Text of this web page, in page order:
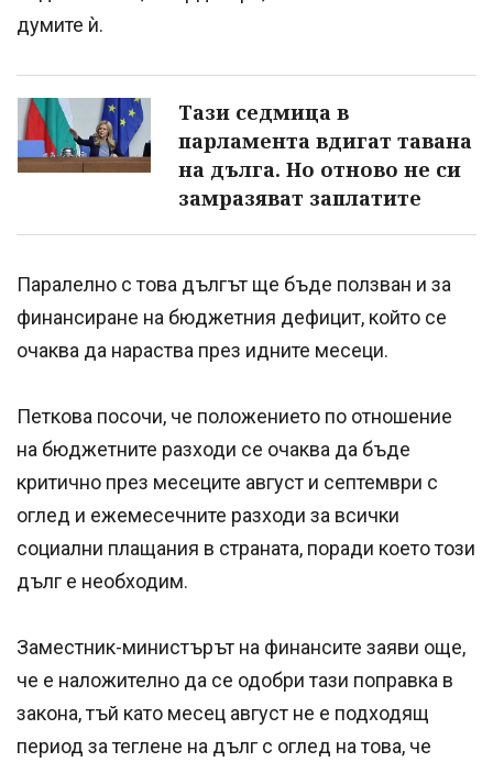
думите ѝ.
Тази седмица в
парламента вдигат тавана
на дълга. Но отново не си
замразяват заплатите
Паралелно с това дългът ще бъде ползван и за
финансиране на бюджетния дефицит, който се
очаква да нараства през идните месеци.
Петкова посочи, че положението по отношение
на бюджетните разходи се очаква да бъде
критично през месеците август и септември с
оглед и ежемесечните разходи за всички
социални плащания в страната, поради което този
дълг е необходим.
Заместник-министърът на финансите заяви още,
че е наложително да се одобри тази поправка в
закона, тъй като месец август не е подходящ
период за теглене на дълг с оглед на това, че